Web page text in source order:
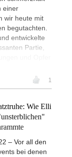
einer
wir heute mit
begutachten.
entwickelte
Partie,
1
Wie Elli
– Vor all den
bei denen